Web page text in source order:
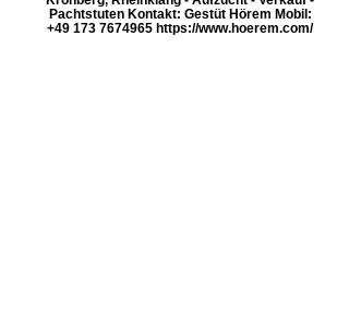
Pachtstuten Kontakt: Gestüt Hörem Mobil:
+49 173 7674965 https://www.hoerem.com/